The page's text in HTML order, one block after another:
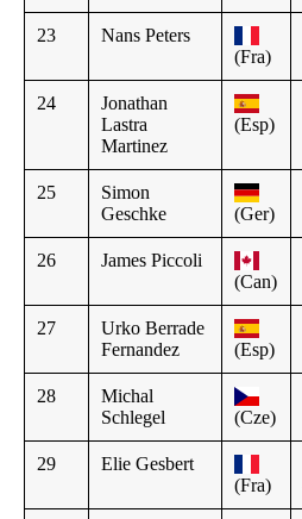
23
Nans Peters
(Fra)
24
Jonathan
Lastra
Martinez
(Esp)
25
Simon
Geschke
(Ger)
26
James Piccoli
(Can)
27
Urko Berrade
Fernandez
(Esp)
28
Michal
Schlegel
(Cze)
29
Elie Gesbert
(Fra)